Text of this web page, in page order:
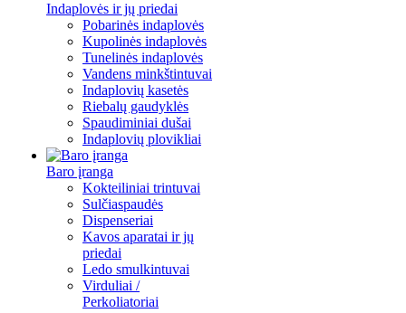
Indaplovės ir jų priedai
Pobarinės indaplovės
Kupolinės indaplovės
Tunelinės indaplovės
Vandens minkštintuvai
Indaplovių kasetės
Riebalų gaudyklės
Spaudiminiai dušai
Indaplovių plovikliai
Baro įranga
Kokteiliniai trintuvai
Sulčiaspaudės
Dispenseriai
Kavos aparatai ir jų
priedai
Ledo smulkintuvai
Virduliai /
Perkoliatoriai